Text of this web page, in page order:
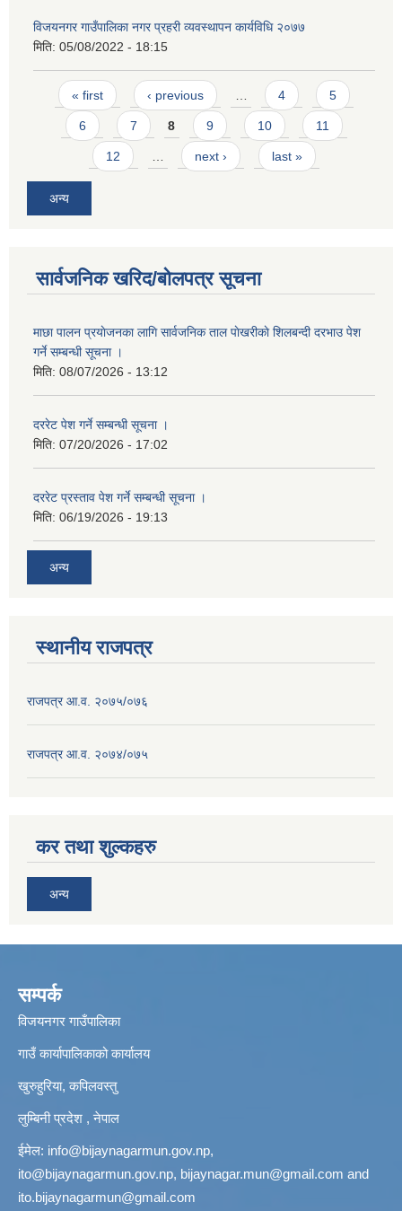
विजयनगर गाउँपालिका नगर प्रहरी व्यवस्थापन कार्यविधि २०७७
मिति: 05/08/2022 - 18:15
Pages
« first ‹ previous … 4 5
6 7 8 9 10 11
12 … next › last »
अन्य
सार्वजनिक खरिद/बोलपत्र सूचना
माछा पालन प्रयाेजनका लागि सार्वजनिक ताल पाेखरीकाे शिलबन्दी दरभाउ पेश
गर्ने सम्बन्धी सूचना ।
मिति: 08/07/2026 - 13:12
दररेट पेश गर्ने सम्बन्धी सूचना ।
मिति: 07/20/2026 - 17:02
दररेट प्रस्ताव पेश गर्ने सम्बन्धी सूचना ।
मिति: 06/19/2026 - 19:13
अन्य
स्थानीय राजपत्र
राजपत्र आ.व. २०७५/०७६
राजपत्र आ.व. २०७४/०७५
कर तथा शुल्कहरु
अन्य
सम्पर्क
विजयनगर गाउँपालिका
गाउँ कार्यापालिकाको कार्यालय
खुरुहुरिया, कपिलवस्तु
लुम्बिनी प्रदेश , नेपाल
ईमेल: info@bijaynagarmun.gov.np,
ito@bijaynagarmun.gov.np, bijaynagar.mun@gmail.com and
ito.bijaynagarmun@gmail.com